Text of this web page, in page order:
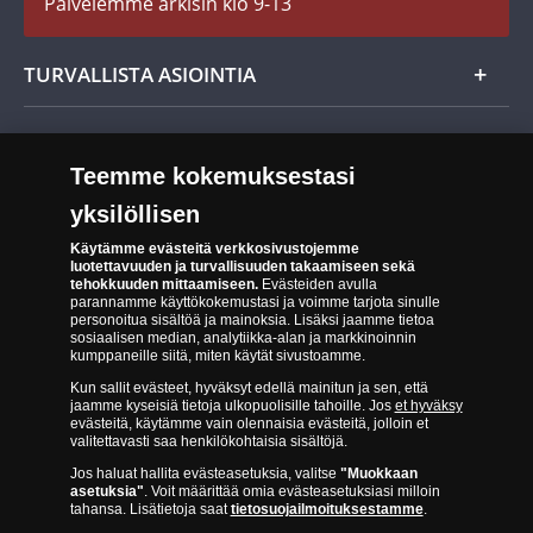
Evästeet Suomen Monetan verkkokaupassa
Tuotteiden toimittaminen
Tee peruutusilmoitus
Saavutettavuusseloste
TURVALLISTA ASIOINTIA
Aitous- ja laatutakuu
14 päivän palautusoikeus
Suomen Moneta toimii virallisena jakelijana useimmille maailman
johtaville rahapajoille ja keskuspankeille, kuten Norjan rahapaja,
Britannian kuninkaallinen rahapaja, Ranskan rahapaja, Kanadan
kuninkaallinen rahapaja, Australian kuninkaallinen rahapaja, Etelä-
Afrikan kuninkaallinen rahapaja, Itävallan rahapaja, Alankomaiden
Teemme kokemuksestasi
yksilöllisen
Käytämme evästeitä verkkosivustojemme
luotettavuuden ja turvallisuuden takaamiseen sekä
tehokkuuden mittaamiseen.Evästeiden avulla
parannamme käyttökokemustasi ja voimme tarjota sinulle
personoitua sisältöä ja mainoksia. Lisäksi jaamme tietoa
sosiaalisen median, analytiikka-alan ja markkinoinnin
kumppaneille siitä, miten käytät sivustoamme.
Kun sallit evästeet, hyväksyt edellä mainitun ja sen, että
jaamme kyseisiä tietoja ulkopuolisille tahoille. Jos et hyväksy
evästeitä, käytämme vain olennaisia evästeitä, jolloin et
valitettavasti saa henkilökohtaisia sisältöjä.
Jos haluat hallita evästeasetuksia, valitse "Muokkaan
asetuksia". Voit määrittää omia evästeasetuksiasi milloin
tahansa. Lisätietoja saattietosuojailmoituksestamme.